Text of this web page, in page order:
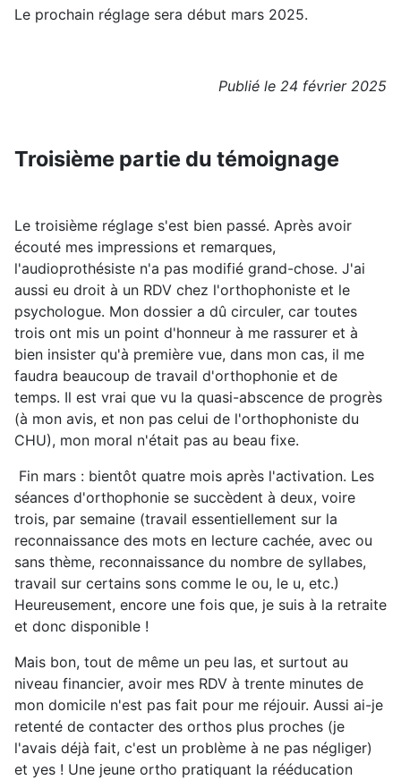
Le prochain réglage sera début mars 2025.
Publié le 24 février 2025
Troisième partie du témoignage
Le troisième réglage s'est bien passé. Après avoir
écouté mes impressions et remarques,
l'audioprothésiste n'a pas modifié grand-chose. J'ai
aussi eu droit à un RDV chez l'orthophoniste et le
psychologue. Mon dossier a dû circuler, car toutes
trois ont mis un point d'honneur à me rassurer et à
bien insister qu'à première vue, dans mon cas, il me
faudra beaucoup de travail d'orthophonie et de
temps. Il est vrai que vu la quasi-abscence de progrès
(à mon avis, et non pas celui de l'orthophoniste du
CHU), mon moral n'était pas au beau fixe.
Fin mars : bientôt quatre mois après l'activation. Les
séances d'orthophonie se succèdent à deux, voire
trois, par semaine (travail essentiellement sur la
reconnaissance des mots en lecture cachée, avec ou
sans thème, reconnaissance du nombre de syllabes,
travail sur certains sons comme le ou, le u, etc.)
Heureusement, encore une fois que, je suis à la retraite
et donc disponible !
Mais bon, tout de même un peu las, et surtout au
niveau financier, avoir mes RDV à trente minutes de
mon domicile n'est pas fait pour me réjouir. Aussi ai-je
retenté de contacter des orthos plus proches (je
l'avais déjà fait, c'est un problème à ne pas négliger)
et yes ! Une jeune ortho pratiquant la rééducation